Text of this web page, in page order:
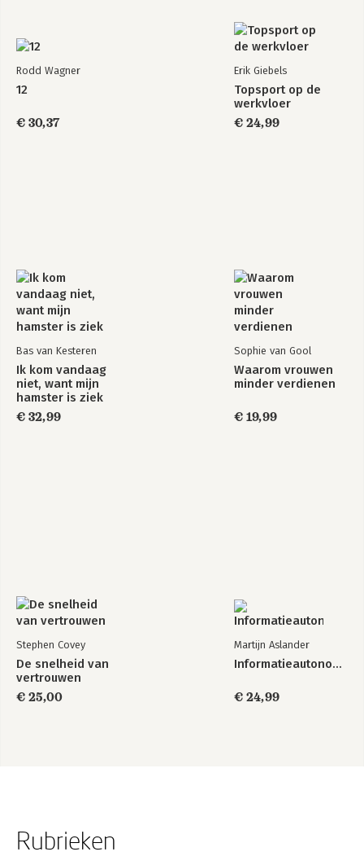
Rodd Wagner
12
€ 30,37
Erik Giebels
Topsport op de
werkvloer
€ 24,99
Bas van Kesteren
Ik kom vandaag
niet, want mijn
hamster is ziek
€ 32,99
Sophie van Gool
Waarom vrouwen
minder verdienen
€ 19,99
Stephen Covey
De snelheid van
vertrouwen
€ 25,00
Martijn Aslander
Informatieautonomie
€ 24,99
Rubrieken